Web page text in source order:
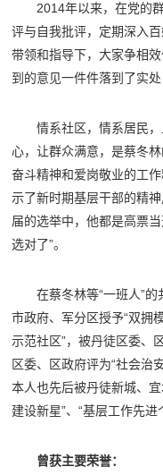
2014年以来，在党的
评与自我批评，定期深入
带领和指导下，大家争相
到的意见一件件落到了实
情系社区，情系居民
心，让群众满意，是蔡冬
奋斗精神和爱岗敬业的工
示了新时期基层干部的精
届的选举中，他都是高票
选对了”。
在蔡冬林等“一班人”
市政府、军分区授予“双拥
示范社区”，被丹徒区委、
区委、区政府评为“社会治
本人也先后被丹徒新城、
建设新星”、“基层工作先进
曾获主要荣誉：